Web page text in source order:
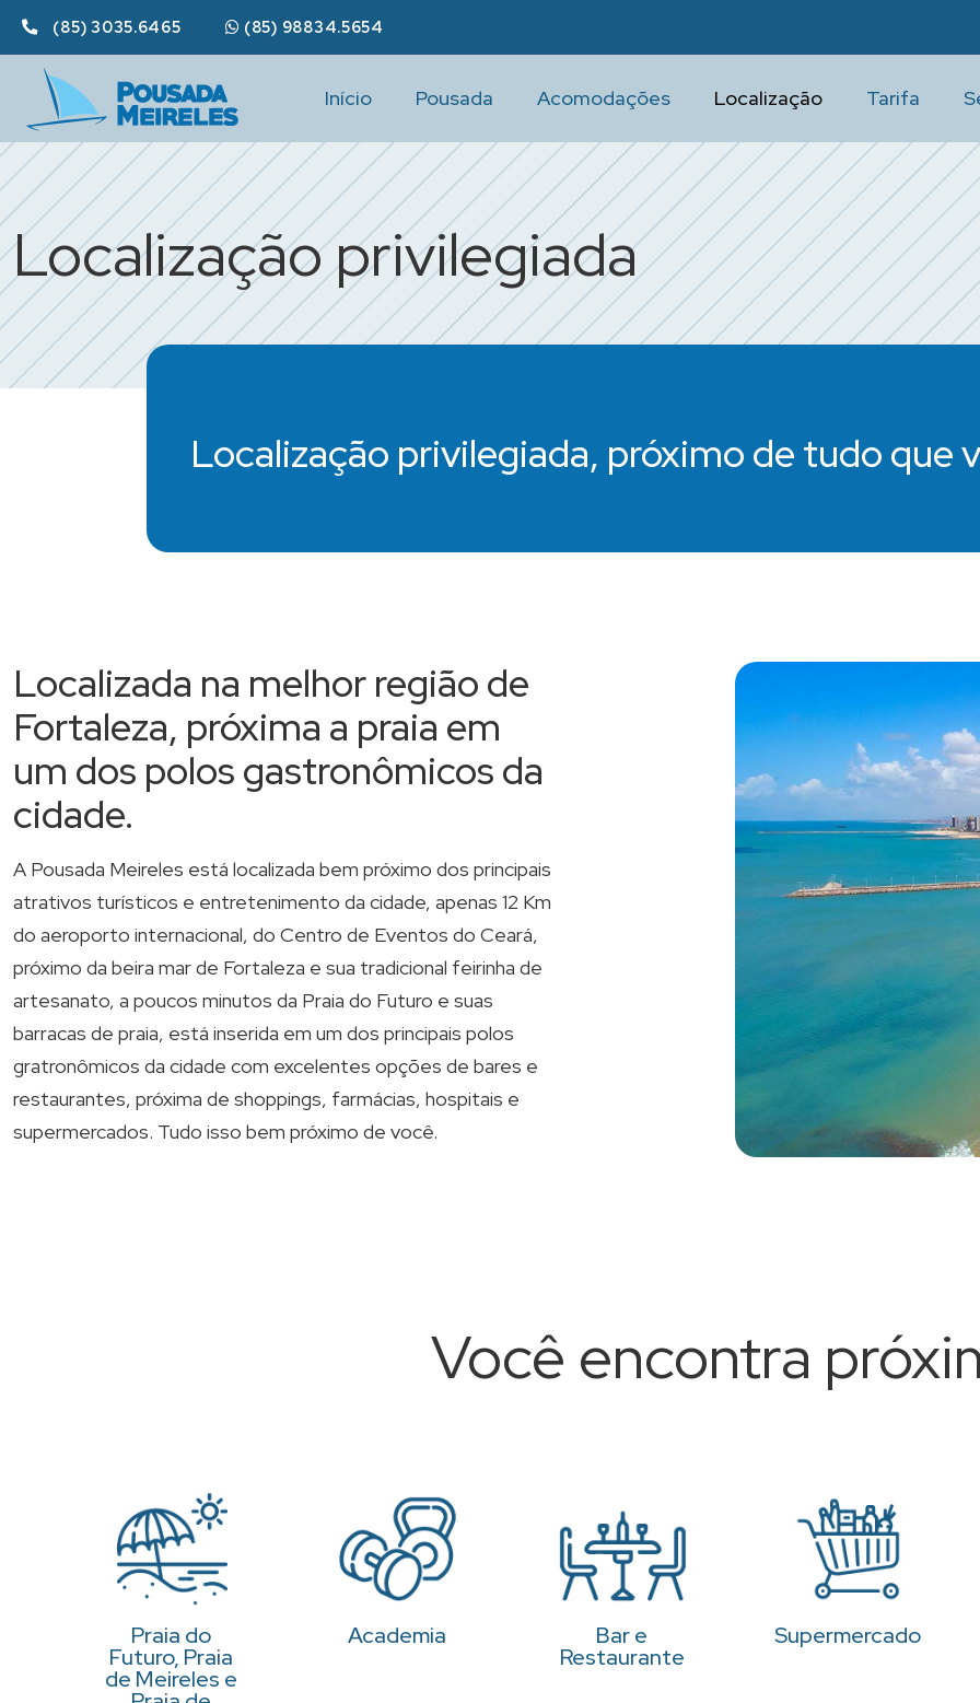
(85) 3035.6465 (85) 98834.5654
Início Pousada Acomodações Localização Tarifa
Localização privilegiada
Localização privilegiada, próximo de tudo que
Localizada na melhor região de
Fortaleza, próxima a praia em
um dos polos gastronômicos da
cidade.
A Pousada Meireles está localizada bem próximo dos principais
atrativos turísticos e entretenimento da cidade, apenas 12 Km
do aeroporto internacional, do Centro de Eventos do Ceará,
próximo da beira mar de Fortaleza e sua tradicional feirinha de
artesanato, a poucos minutos da Praia do Futuro e suas
barracas de praia, está inserida em um dos principais polos
gratronômicos da cidade com excelentes opções de bares e
restaurantes, próxima de shoppings, farmácias, hospitais e
supermercados. Tudo isso bem próximo de você.
Você encontra
Praia do
Futuro, Praia
de Meireles e
Academia Bar e
Restaurante
Supermercado